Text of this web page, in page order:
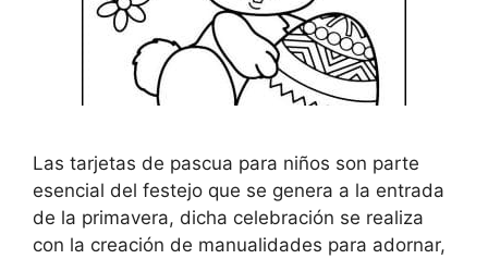
Las tarjetas de pascua para niños son parte
esencial del festejo que se genera a la entrada
de la primavera, dicha celebración se realiza
con la creación de manualidades para adornar,